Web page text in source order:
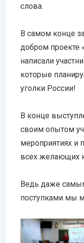
слова.
В самом конце
добром проекте
написали
которые
уголки России!
В конце
своим опытом
мероприятиях и
всех желающих
Ведь даже
поступками мы